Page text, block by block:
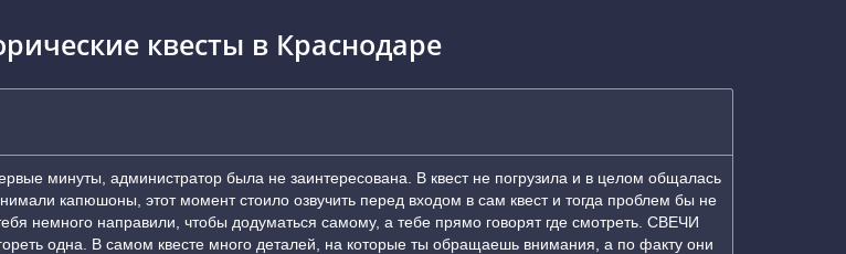
квесты в Краснодаре
минуты, администратор была не заинтересована. В квест не погрузила и в целом общалась
капюшоны, этот момент стоило озвучить перед входом в сам квест и тогда проблем бы не
немного направили, чтобы додуматься самому, а тебе прямо говорят где смотреть. СВЕЧИ
одна. В самом квесте много деталей, на которые ты обращаешь внимания, а по факту они